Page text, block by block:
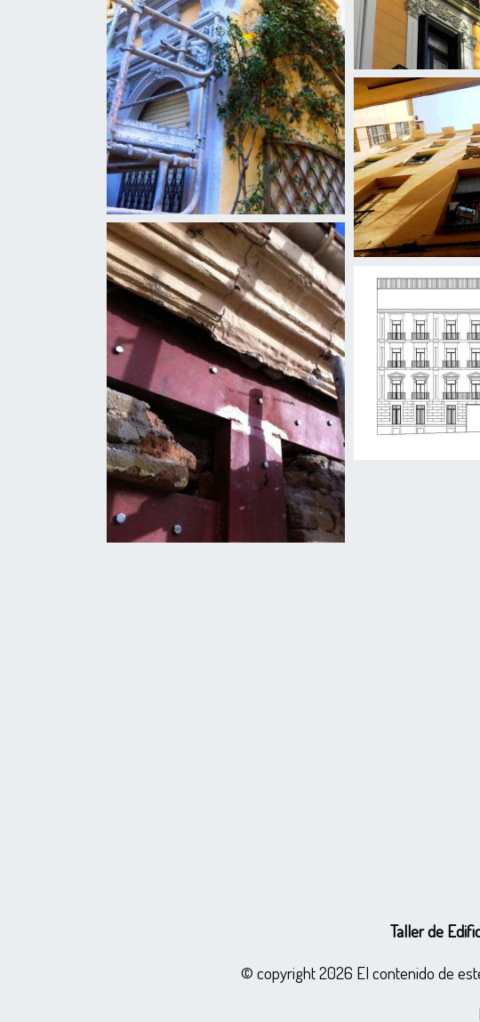
Taller de
© copyright 2026 El contenido de